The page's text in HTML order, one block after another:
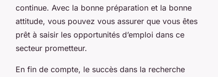
continue. Avec la bonne préparation et la bonne
attitude, vous pouvez vous assurer que vous êtes
prêt à saisir les opportunités d’emploi dans ce
secteur prometteur.
En fin de compte, le succès dans la recherche